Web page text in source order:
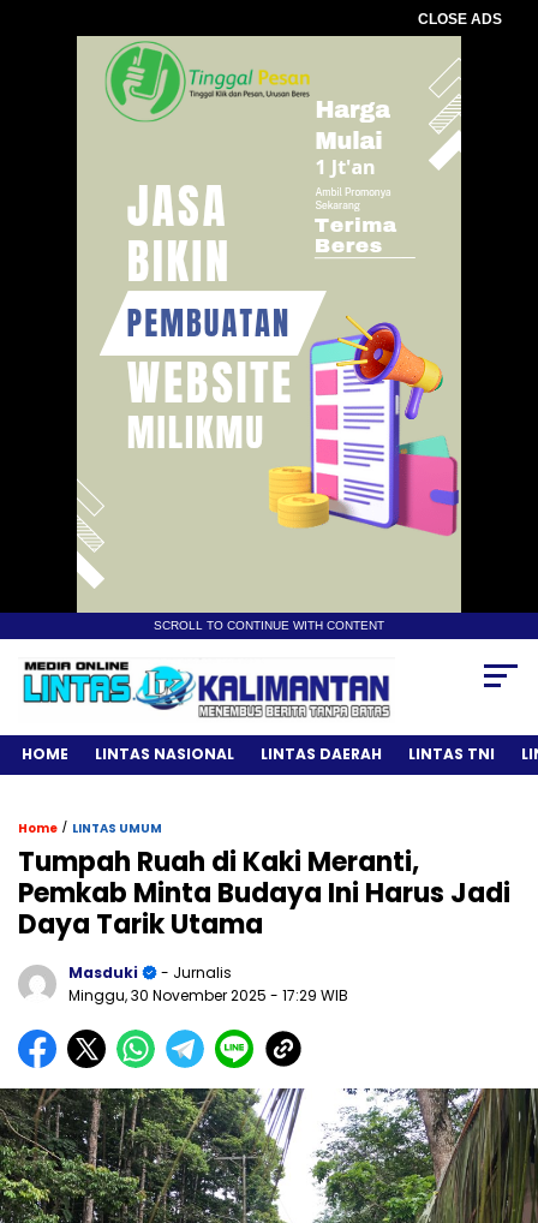
CLOSE ADS
SCROLL TO CONTINUE WITH CONTENT
HOME LINTAS NASIONAL LINTAS DAERAH LINTAS TNI
Home / LINTAS UMUM
Tumpah Ruah di Kaki Meranti,
Pemkab Minta Budaya Ini Harus Jadi
Daya Tarik Utama
Masduki
- Jurnalis
Minggu, 30 November 2025 - 17:29 WIB